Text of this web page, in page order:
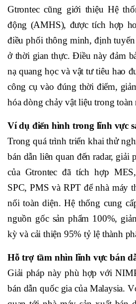
Gtrontec cũng giới thiệu Hệ
động (AMHS), được tích hợp
điều phối thông minh, định
ở thời gian thực. Điều này đảm
nạ quang học và vật tư tiêu hao
công cụ vào đúng thời điểm,
hóa dòng chảy vật liệu trong toàn
Ví dụ điển hình trong lĩnh vực
Trong quá trình triển khai thử
bán dẫn liên quan đến radar, giải
của Gtrontec đã tích hợp
SPC, PMS và RPT để nhà máy
nối toàn diện. Hệ thống cung
nguồn gốc sản phẩm 100%,
kỳ và cải thiện 95% tỷ lệ thành
Hỗ trợ tầm nhìn lĩnh vực bán
Giải pháp này phù hợp với
bán dẫn quốc gia của Malaysia.